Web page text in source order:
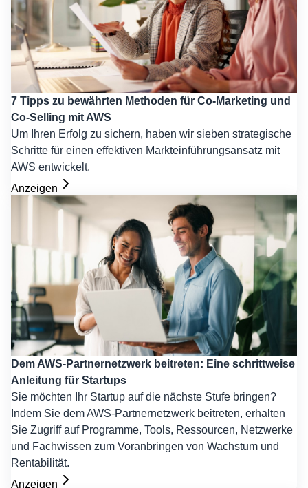
7 Tipps zu bewährten Methoden für Co-Marketing und
Co-Selling mit AWS
Um Ihren Erfolg zu sichern, haben wir sieben strategische
Schritte für einen effektiven Markteinführungsansatz mit
AWS entwickelt.
Anzeigen
Dem AWS-Partnernetzwerk beitreten: Eine schrittweise
Anleitung für Startups
Sie möchten Ihr Startup auf die nächste Stufe bringen?
Indem Sie dem AWS-Partnernetzwerk beitreten, erhalten
Sie Zugriff auf Programme, Tools, Ressourcen, Netzwerke
und Fachwissen zum Voranbringen von Wachstum und
Rentabilität.
Anzeigen